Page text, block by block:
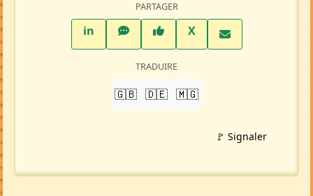
PARTAGER
inLinkedInWhatsAppFacebook
XTwitter X
TRADUIRE
🇬🇧 🇩🇪 🇲🇬
🚩 Signaler